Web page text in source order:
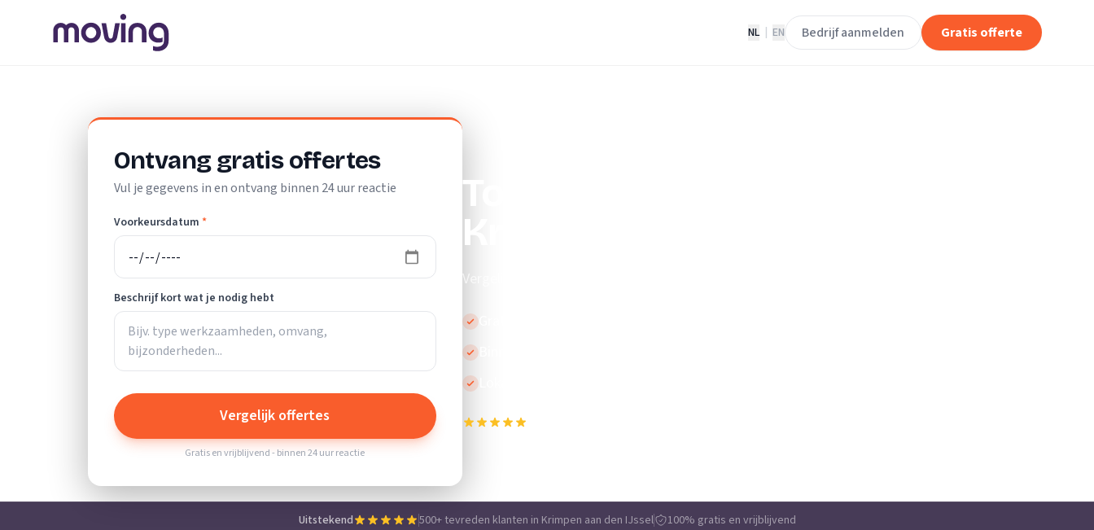
NL EN Bedrijf aanmelden Gratis offerte
Ontvang gratis offertes
Vul je gegevens in en ontvang binnen 24 uur reactie
Voorkeursdatum *
Beschrijf kort wat je nodig hebt
Vergelijk offertes
Gratis en vrijblijvend - binnen 24 uur reactie
Top 10 beste verhuisliften in
Krimpen aan den IJssel
Vergelijk de beste verhuisliften in Krimpen aan den IJssel.
Gratis en vrijblijvend
Binnen 24 uur reactie
Lokale vakmensen
Uitstekend 500+ tevreden klanten in Krimpen aan den IJssel 100% gratis en vrijblijvend